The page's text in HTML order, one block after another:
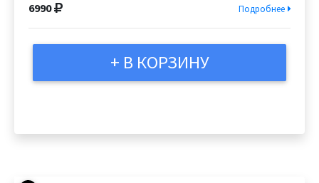
6990 Подробнее
+ В КОРЗИНУ